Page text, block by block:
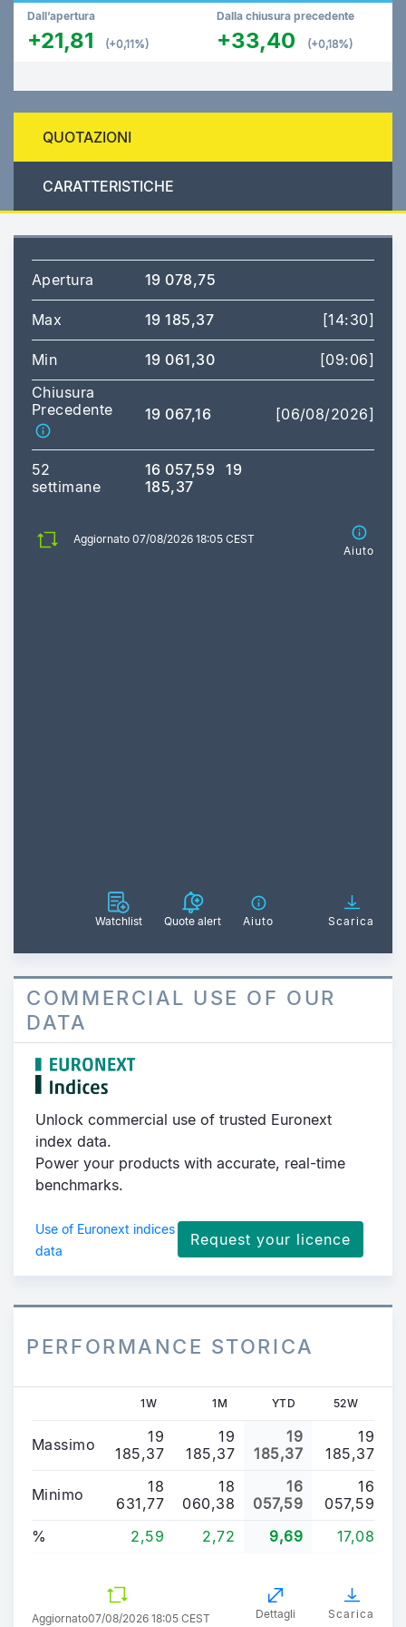
Dall’apertura
+21,81 (+0,11%)
Dalla chiusura precedente
+33,40 (+0,18%)
QUOTAZIONI
CARATTERISTICHE
Apertura 19 078,75
Max 19 185,37 [14:30]
Min 19 061,30
[09:06]
Chiusura
Precedente
19 067,16 [06/08/2026]
52
settimane
16 057,59
19
185,37
Aggiornato 07/08/2026 18:05 CEST
Aiuto
Watchlist Quote alert Aiuto Scarica
COMMERCIAL USE OF OUR
DATA
Unlock commercial use of trusted Euronext
index data.
Power your products with accurate, real-time
benchmarks.
Use of Euronext indices
data
Request your licence
PERFORMANCE STORICA
1W 1M YTD 52W
Massimo
19
185,37
19
185,37
19
185,37
19
185,37
Minimo
18
631,77
18
060,38
16
057,59
16
057,59
%
2,59 2,72 9,69 17,08
Aggiornato07/08/2026 18:05 CEST Dettagli Scarica